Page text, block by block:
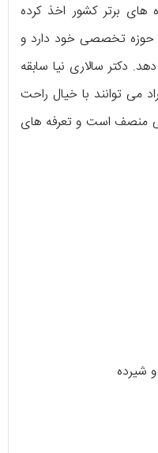
برتر کشور اخذ کرده
حوزه تخصصی خود دارد و
دکتر سالاری نیا سابقه
می توانند با خیال راحت
منصف است و تعرفه های
و شیرده